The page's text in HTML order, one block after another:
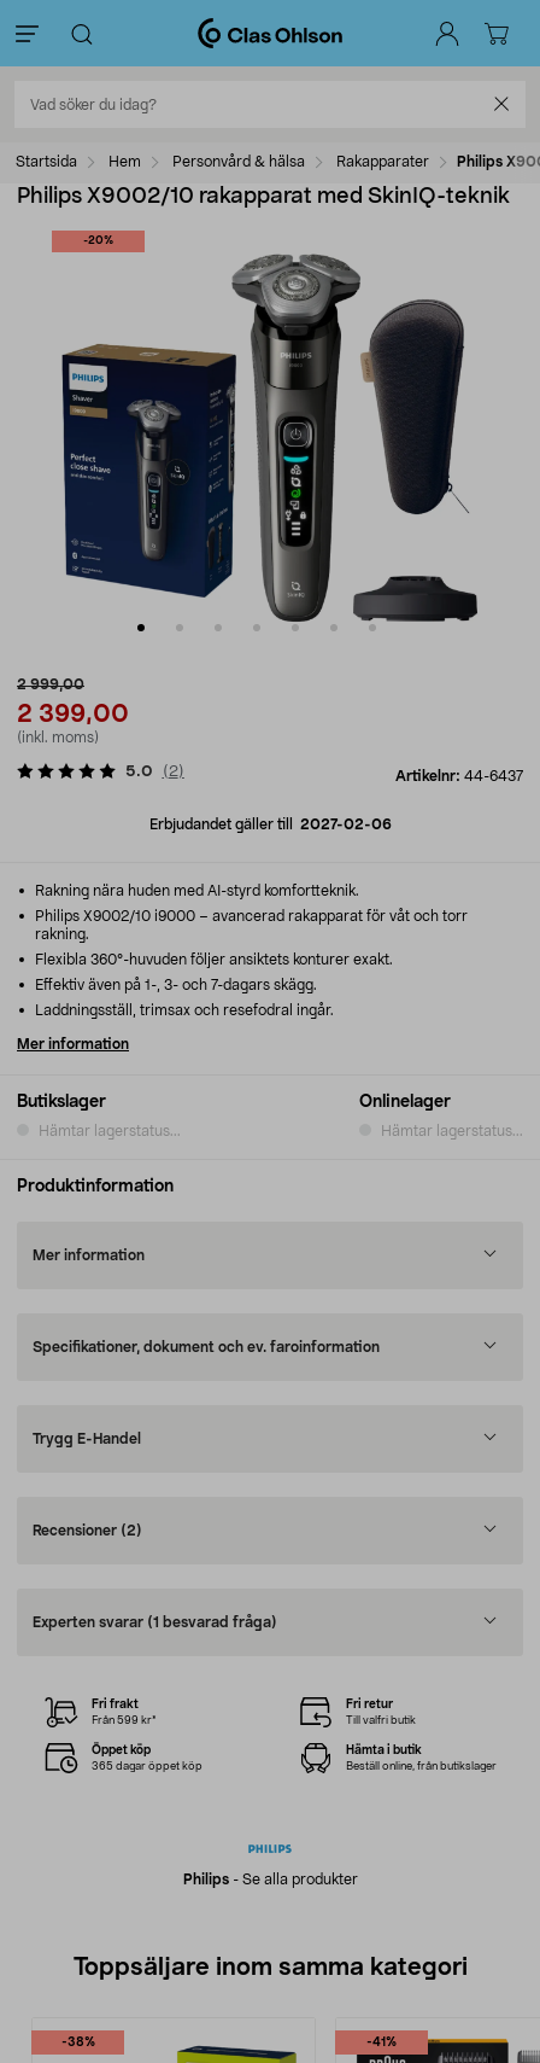
Startsida Hem Personvård & hälsa Rakapparater Philips
Philips X9002/10 rakapparat med SkinIQ-teknik
-20%
2 999,00
2 399,00
(inkl. moms)
Artikelnr: 44-6437
5.0 ( 2)
Erbjudandet gäller till 2027-02-06
Butikslager
Hämtar lagerstatus...
Onlinelager
Hämtar lagerstatus...
Rakning nära huden med AI-styrd komfortteknik.
Philips X9002/10 i9000 – avancerad rakapparat för våt och torr
rakning.
Flexibla 360°-huvuden följer ansiktets konturer exakt.
Effektiv även på 1-, 3- och 7-dagars skägg.
Laddningsställ, trimsax och resefodral ingår.
Mer information
Produktinformation
Mer information
Specifikationer, dokument och ev. faroinformation
Trygg E-Handel
Recensioner (2)
Experten svarar (1 besvarad fråga)
Philips- Se alla produkter
Fri frakt
Från 599 kr*
Fri retur
Till valfri butik
Öppet köp
365 dagar öppet köp
Hämta i butik
Beställ online, från butikslager
Toppsäljare inom samma kategori
-38% -41%